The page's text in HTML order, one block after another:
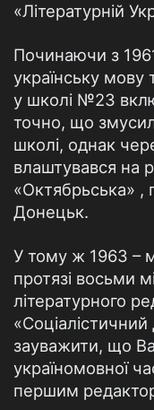
«Літературній
Починаючи з
українську мову
у школі №23
точно, що
школі, однак
влаштувався на
«Октябрьська» ,
Донецьк.
У тому ж 1963 –
протязі восьми
літературного
зауважити, що
україномовної
першим